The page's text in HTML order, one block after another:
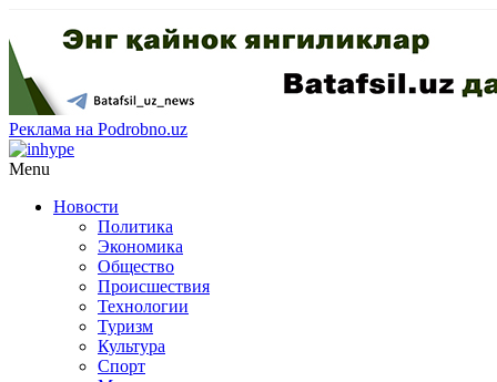
Реклама на Podrobno.uz
Menu
Новости
Политика
Экономика
Общество
Происшествия
Технологии
Туризм
Культура
Спорт